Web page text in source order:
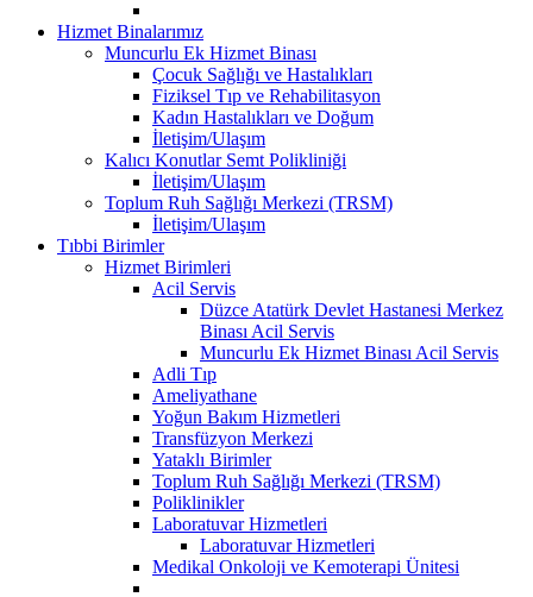
Hizmet Binalarımız
Muncurlu Ek Hizmet Binası
Çocuk Sağlığı ve Hastalıkları
Fiziksel Tıp ve Rehabilitasyon
Kadın Hastalıkları ve Doğum
İletişim/Ulaşım
Kalıcı Konutlar Semt Polikliniği
İletişim/Ulaşım
Toplum Ruh Sağlığı Merkezi (TRSM)
İletişim/Ulaşım
Tıbbi Birimler
Hizmet Birimleri
Acil Servis
Düzce Atatürk Devlet Hastanesi Merkez
Binası Acil Servis
Muncurlu Ek Hizmet Binası Acil Servis
Adli Tıp
Ameliyathane
Yoğun Bakım Hizmetleri
Transfüzyon Merkezi
Yataklı Birimler
Toplum Ruh Sağlığı Merkezi (TRSM)
Poliklinikler
Laboratuvar Hizmetleri
Laboratuvar Hizmetleri
Medikal Onkoloji ve Kemoterapi Ünitesi